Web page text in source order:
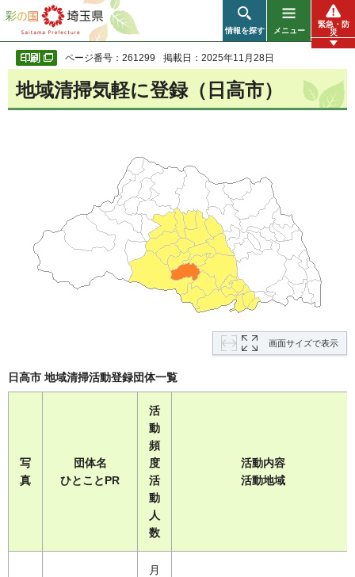
彩の国 埼玉県
情報を探す メニュー
緊急・防
災
ページ番号：261299 掲載日：2025年11月28日
地域清掃気軽に登録（日高市）
画面サイズで表示
日高市 地域清掃活動登録団体一覧
写
真
団体名
ひとことPR
活
動
頻
度
活
動
人
数
活動内容
活動地域
月